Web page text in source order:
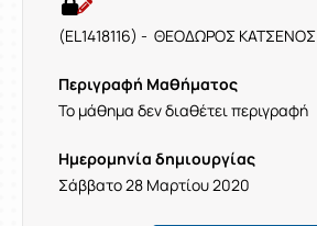
(EL1418116) - ΘΕΟΔΩΡΟΣ ΚΑΤΣΕΝΟΣ
Περιγραφή Μαθήματος
Το μάθημα δεν διαθέτει περιγραφή
Ημερομηνία δημιουργίας
Σάββατο 28 Μαρτίου 2020